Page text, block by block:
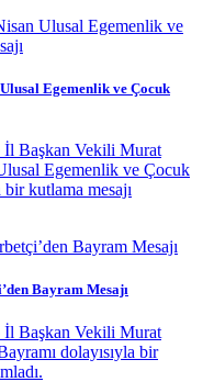
Egemenlik ve Çocuk
Başkan Vekili Murat
Egemenlik ve Çocuk
bir kutlama mesajı
Bayram Mesajı
Başkan Vekili Murat
dolayısıyla bir